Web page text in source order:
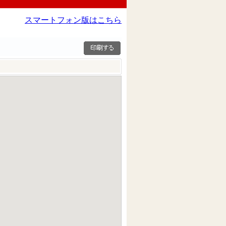
スマートフォン版はこちら